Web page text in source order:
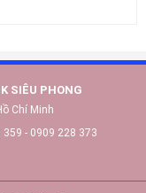
SIÊU PHONG
Chí Minh
359 - 0909 228 373